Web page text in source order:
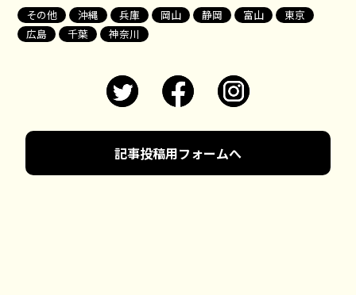
その他 沖縄 兵庫 岡山 静岡 富山
東京
広島
千葉 神奈川
記事投稿用フォームへ